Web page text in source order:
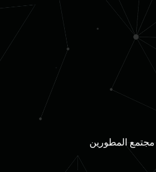
مجتمع المطورين